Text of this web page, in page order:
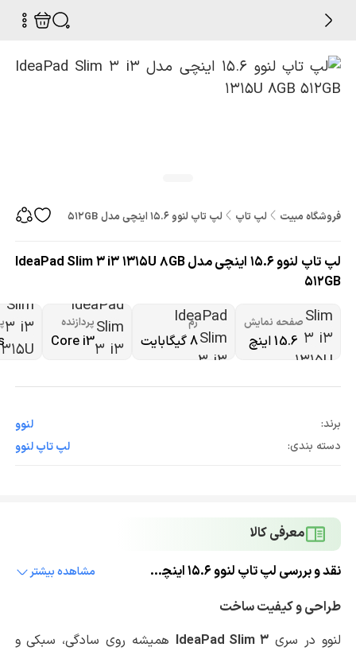
فروشگاه مبیت لپ تاپ لپ تاپ لنوو 15.6 اینچی مدل IdeaPad Slim 3 i3 1315U 8GB 512GB
لپ تاپ لنوو 15.6 اینچی مدل IdeaPad Slim 3 i3 1315U 8GB
512GB
صفحه نمایش
15.6 اینچ
رم
8 گیگابایت
پردازنده
Core i3
برند:
لنوو
دسته بندی:
لپ تاپ لنوو
معرفی کالا
نقد و بررسی لپ تاپ لنوو 15.6 اینچی مدل IdeaPad Slim 3 i3 1315U 8GB 512GB
مشاهده بیشتر
طراحی و کیفیت ساخت
لنوو در سریIdeaPad Slim 3 همیشه روی سادگی، سبکی و